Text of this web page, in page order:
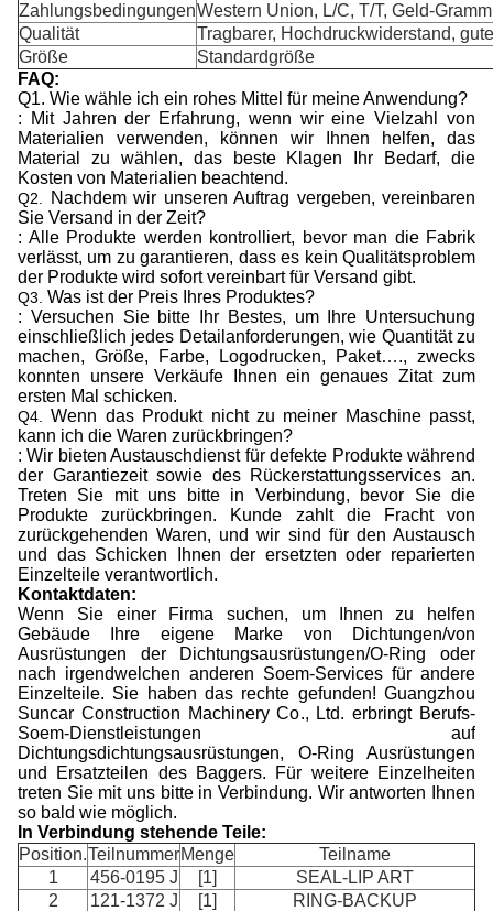
ZahlungsbedingungenWestern Union, L/C, T/T, Geld-
Qualität
Tragbarer, Hochdruckwiderstand,
Größe
Standardgröße
FAQ:
Q1. Wie wähle ich ein rohes Mittel für meine Anwendung?
: Mit Jahren der Erfahrung, wenn wir eine Vielzahl von
Materialien verwenden, können wir Ihnen helfen, das
Material zu wählen, das beste Klagen Ihr Bedarf, die
Kosten von Materialien beachtend.
Q2.
Nachdem wir unseren Auftrag vergeben, vereinbaren
Sie Versand in der Zeit?
: Alle Produkte werden kontrolliert, bevor man die Fabrik
verlässt, um zu garantieren, dass es kein Qualitätsproblem
der Produkte wird sofort vereinbart für Versand gibt.
Q3. Was ist der Preis Ihres Produktes?
: Versuchen Sie bitte Ihr Bestes, um Ihre Untersuchung
einschließlich jedes Detailanforderungen, wie Quantität zu
machen, Größe, Farbe, Logodrucken, Paket…., zwecks
konnten unsere Verkäufe Ihnen ein genaues Zitat zum
ersten Mal schicken.
Q4.Wenn das Produkt nicht zu meiner Maschine passt,
kann ich die Waren zurückbringen?
: Wir bieten Austauschdienst für defekte Produkte während
der Garantiezeit sowie des Rückerstattungsservices an.
Treten Sie mit uns bitte in Verbindung, bevor Sie die
Produkte zurückbringen. Kunde zahlt die Fracht von
zurückgehenden Waren, und wir sind für den Austausch
und das Schicken Ihnen der ersetzten oder reparierten
Einzelteile verantwortlich.
Kontaktdaten:
Wenn Sie einer Firma suchen, um Ihnen zu helfen
Gebäude Ihre eigene Marke von Dichtungen/von
Ausrüstungen der Dichtungsausrüstungen/O-Ring oder
nach irgendwelchen anderen Soem-Services für andere
Einzelteile. Sie haben das rechte gefunden! Guangzhou
Suncar Construction Machinery Co., Ltd. erbringt Berufs-
Soem-Dienstleistungen auf
Dichtungsdichtungsausrüstungen, O-Ring Ausrüstungen
und Ersatzteilen des Baggers. Für weitere Einzelheiten
treten Sie mit uns bitte in Verbindung. Wir antworten Ihnen
so bald wie möglich.
In Verbindung stehende Teile:
Position.TeilnummerMenge
Teilname
1
456-0195 J [1]
SEAL-LIP ART
2
121-1372 J [1]
RING-BACKUP